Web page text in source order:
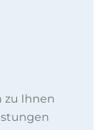
zu Ihnen